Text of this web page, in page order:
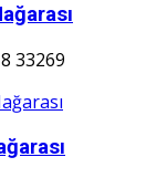
33269